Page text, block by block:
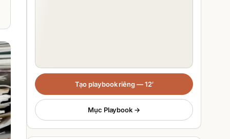
Tạo playbook riêng — 12′
Mục Playbook →